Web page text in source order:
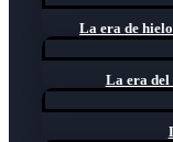
La era de
La era del